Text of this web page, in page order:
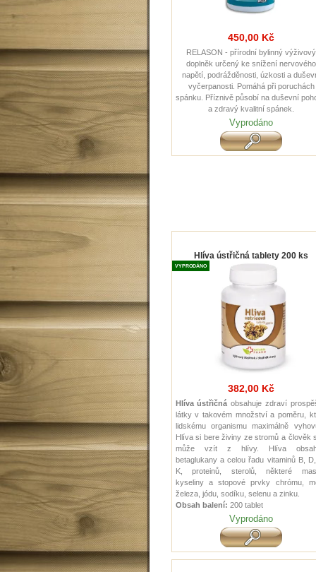
450,00 Kč
RELASON - přírodní bylinný výživový
doplněk určený ke snížení nervového
napětí, podrážděnosti, úzkosti a
vyčerpanosti. Pomáhá při poruchách
spánku. Příznivě pů sobí na duševní
a zdravý kvalitní spánek.
Vyprodáno
Hlíva ústřičná tablety 200 ks
VYPRODÁNO
382,00 Kč
Hlíva ústřičná obsahuje zdraví
látky v takovém množství a poměru,
lidskému organismu maximálně
Hlíva si bere živiny ze stromů a člověk
může vzít z hlívy. Hlíva
betaglukany a celou řadu vitaminů B,
K, proteinů, sterolů, některé
kyseliny a stopové prvky chrómu,
železa, jódu, sodíku, selenu a zinku.
Obsah balení: 200 tablet
Vyprodáno